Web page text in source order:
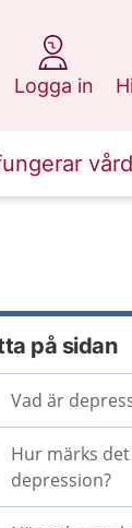
Logga in
på 1177.se
på sidan
Vad är
Hur märks
depression?